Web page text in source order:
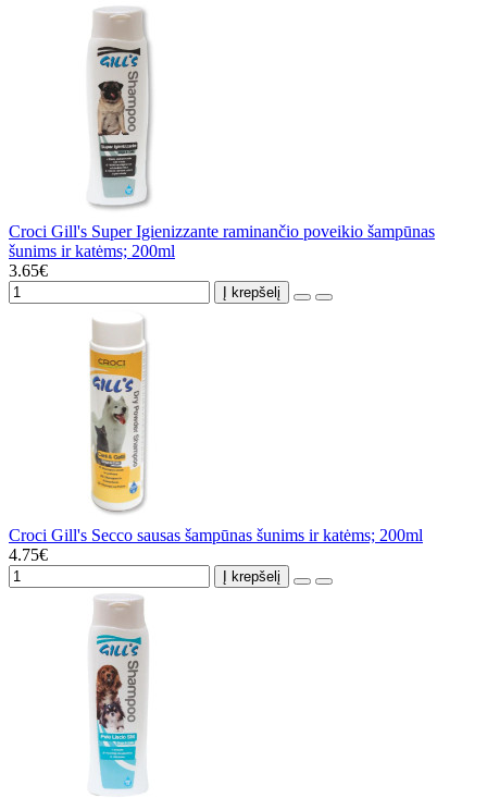
Croci Gill's Super Igienizzante raminančio poveikio šampūnas
šunims ir katėms; 200ml
3.65€
Į krepšelį
Croci Gill's Secco sausas šampūnas šunims ir katėms; 200ml
4.75€
Į krepšelį